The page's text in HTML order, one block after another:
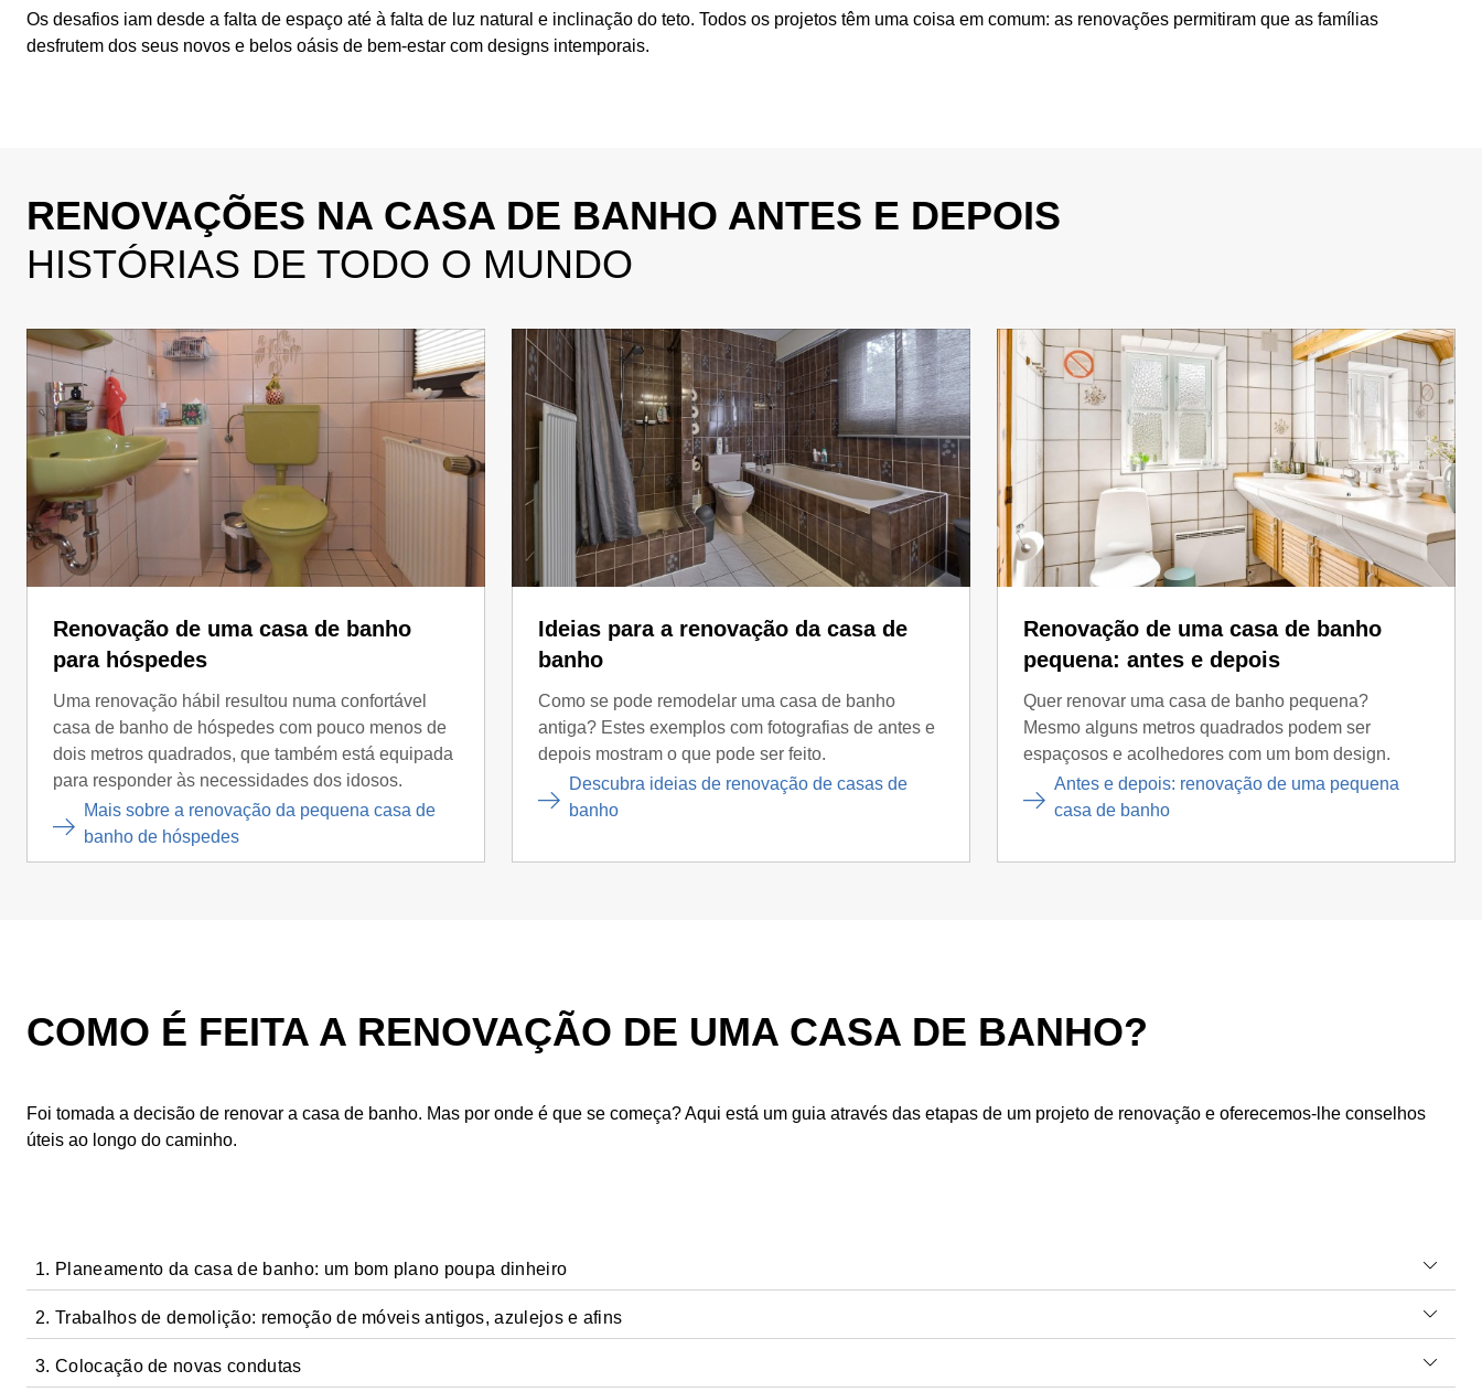
Os desafios iam desde a falta de espaço até à falta de luz natural e inclinação do teto. Todos os projetos têm uma coisa em comum: as renovações permitiram que as famílias
desfrutem dos seus novos e belos oásis de bem-estar com designs intemporais.
RENOVAÇÕES NA CASA DE BANHO ANTES E DEPOIS
HISTÓRIAS DE TODO O MUNDO
Renovação de uma casa de banho
para hóspedes
Uma renovação hábil resultou numa confortável
casa de banho de hóspedes com pouco menos de
dois metros quadrados, que também está equipada
para responder às necessidades dos idosos.
Mais sobre a renovação da pequena casa de
banho de hóspedes
Ideias para a renovação da casa de
banho
Como se pode remodelar uma casa de banho
antiga? Estes exemplos com fotografias de antes e
depois mostram o que pode ser feito.
Descubra ideias de renovação de casas de
banho
Renovação de uma casa de banho
pequena: antes e depois
Quer renovar uma casa de banho pequena?
Mesmo alguns metros quadrados podem ser
espaçosos e acolhedores com um bom design.
Antes e depois: renovação de uma pequena
casa de banho
COMO É FEITA A RENOVAÇÃO DE UMA CASA DE BANHO?
Foi tomada a decisão de renovar a casa de banho. Mas por onde é que se começa? Aqui está um guia através das etapas de um projeto de renovação e oferecemos-lhe conselhos
úteis ao longo do caminho.
1. Planeamento da casa de banho: um bom plano poupa dinheiro
Se tiver uma ideia clara do que precisa e do que gosta na casa de banho, o processo de planeamento será mais eficiente.
2. Trabalhos de demolição: remoção de móveis antigos, azulejos e afins
Nesta fase, tudo se resume ao mais básico, a demolição. Os móveis antigos e as louças sanitárias, como os lavatórios e as sanitas, são retirados e os azulejos antigos são
3. Colocação de novas condutas